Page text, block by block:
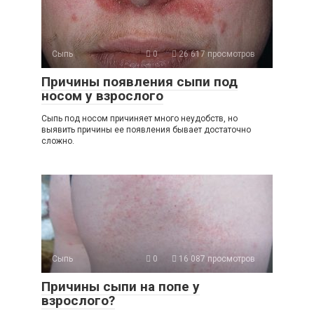
Сыпь 0 26 617 просмотров
Причины появления сыпи под
носом у взрослого
Сыпь под носом причиняет много неудобств, но
выявить причины ее появления бывает достаточно
сложно.
Сыпь 0 16 087 просмотров
Причины сыпи на попе у
взрослого?